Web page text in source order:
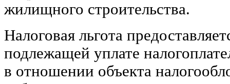
жилищного строительства.
Налоговая льгота
подлежащей уплате
в отношении объекта